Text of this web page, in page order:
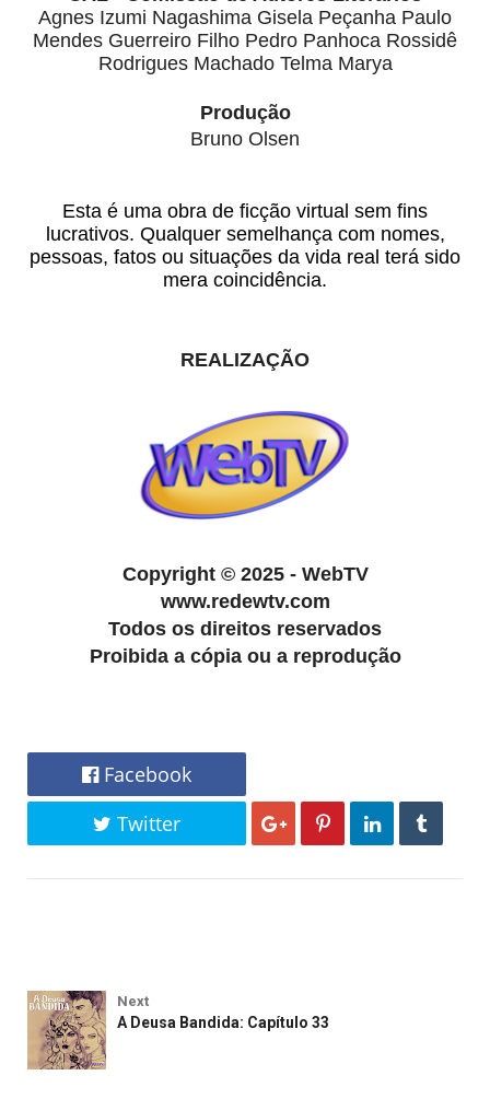
Agnes Izumi Nagashima Gisela Peçanha Paulo
Mendes Guerreiro Filho Pedro Panhoca Rossidê
Rodrigues Machado Telma Marya
Produção
Bruno Olsen
Esta é uma obra de ficção virtual sem fins
lucrativos. Qualquer semelhança com nomes,
pessoas, fatos ou situações da vida real terá sido
mera coincidência.
REALIZAÇÃO
Copyright © 2025 - WebTV
www.redewtv.com
Todos os direitos reservados
Proibida a cópia ou a reprodução
Facebook
Twitter
Next
A Deusa Bandida: Capítulo 33